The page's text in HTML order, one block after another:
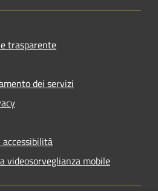
trasparente
dei servizi
videosorveglianza mobile